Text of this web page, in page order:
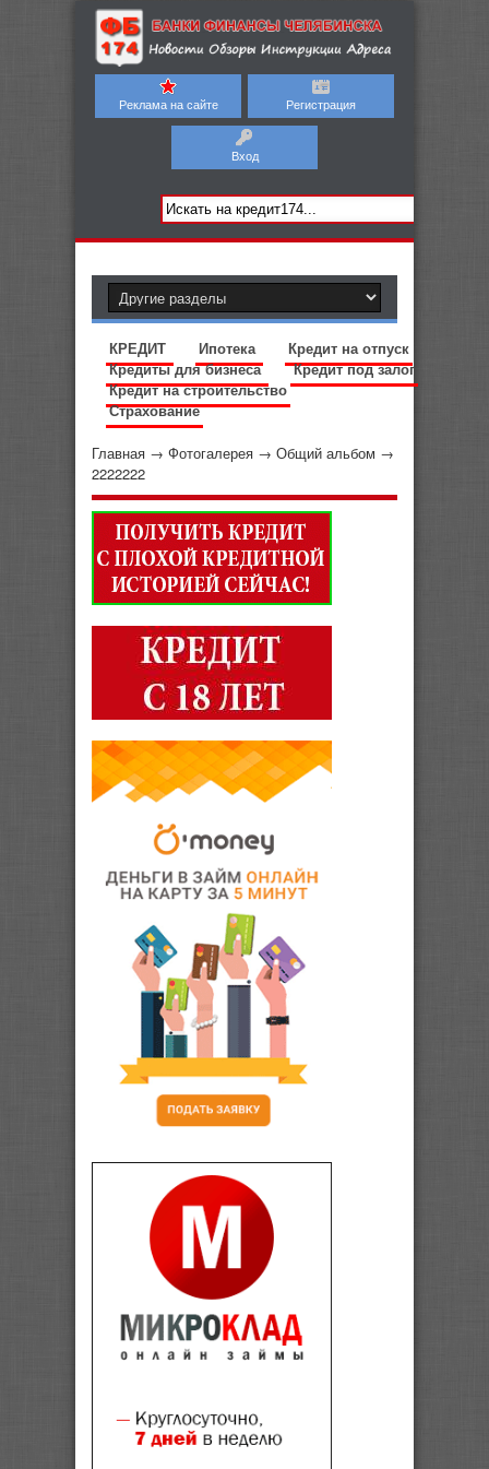
Реклама на сайте Регистрация
Вход
КРЕДИТ Ипотека
Кредит на отпуск
Кредиты для бизнеса
Кредит под залог
Кредит на строительство
Страхование
Главная → Фотогалерея → Общий альбом →
2222222